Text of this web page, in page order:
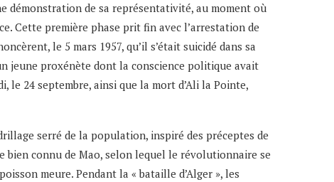
démonstration de sa représentativité, au moment où
Cette première phase prit fin avec l’arrestation de
le 5 mars 1957, qu’il s’était suicidé dans sa
jeune proxénète dont la conscience politique avait
le 24 septembre, ainsi que la mort d’Ali la Pointe,
serré de la population, inspiré des préceptes de
bien connu de Mao, selon lequel le révolutionnaire se
meure. Pendant la « bataille d’Alger », les